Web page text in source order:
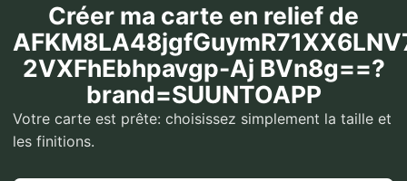
Créer ma carte en relief de
2VXFhEbhpavgp-Aj BVn8g==?
brand=SUUNTOAPP
Votre carte est prête: choisissez simplement la taille et
les finitions.